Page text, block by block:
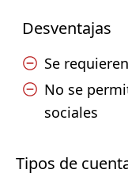
Desventajas
Se
No se
sociales
Tipos de